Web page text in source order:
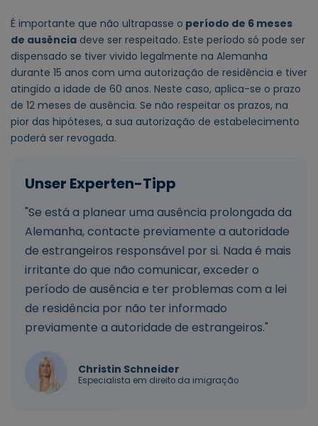
É importante que não ultrapasse o período de 6 meses
de ausência deve ser respeitado. Este período só pode ser
dispensado se tiver vivido legalmente na Alemanha
durante 15 anos com uma autorização de residência e tiver
atingido a idade de 60 anos. Neste caso, aplica-se o prazo
de 12 meses de ausência. Se não respeitar os prazos, na
pior das hipóteses, a sua autorização de estabelecimento
poderá ser revogada.
"Se está a planear uma ausência prolongada da
Alemanha, contacte previamente a autoridade
de estrangeiros responsável por si. Nada é mais
irritante do que não comunicar, exceder o
período de ausência e ter problemas com a lei
de residência por não ter informado
previamente a autoridade de estrangeiros."
Christin Schneider
Especialista em direito da imigração